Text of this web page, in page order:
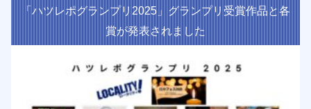
「ハツレポグランプリ2025」グランプリ受賞作品と各
賞が発表されました